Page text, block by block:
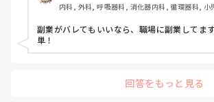
内科, 外科, 呼吸器科, 消化器内科, 循環器科,
急科, 超急性期, ICU, CCU, HCU, その他の科,
脳神経外科, NICU, 消化器外科, 一般病院, 慢性
副業がバレてもいいなら、職場に副業してま
単！
回答をもっと見る